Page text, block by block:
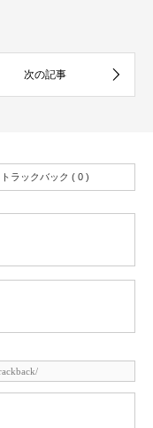
トラックバック ( 0 )